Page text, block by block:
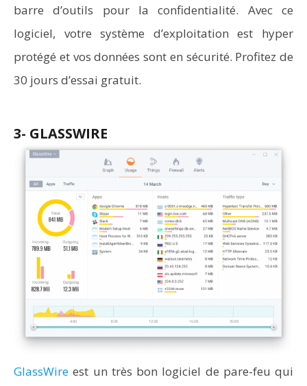
barre d’outils pour la confidentialité. Avec ce
logiciel, votre système d’exploitation est hyper
protégé et vos données sont en sécurité. Profitez de
30 jours d’essai gratuit.
3- GLASSWIRE
GlassWire est un très bon logiciel de pare-feu qui